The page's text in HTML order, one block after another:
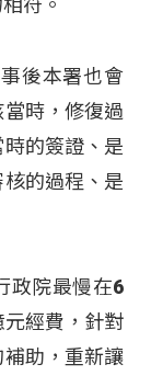
符。
後本署也會
時，修復過
的簽證、是
的過程、是
政院最慢在6
經費，針對
助，重新讓